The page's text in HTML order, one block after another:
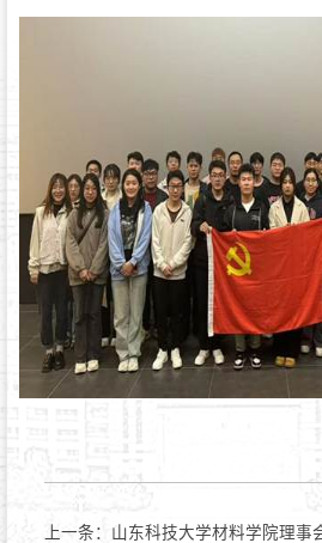
上一条： 山东科技大学材料学院理事